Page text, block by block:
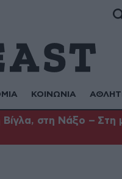
ΚΟΙΝΩΝΙΑ
στη Νάξο – Στη